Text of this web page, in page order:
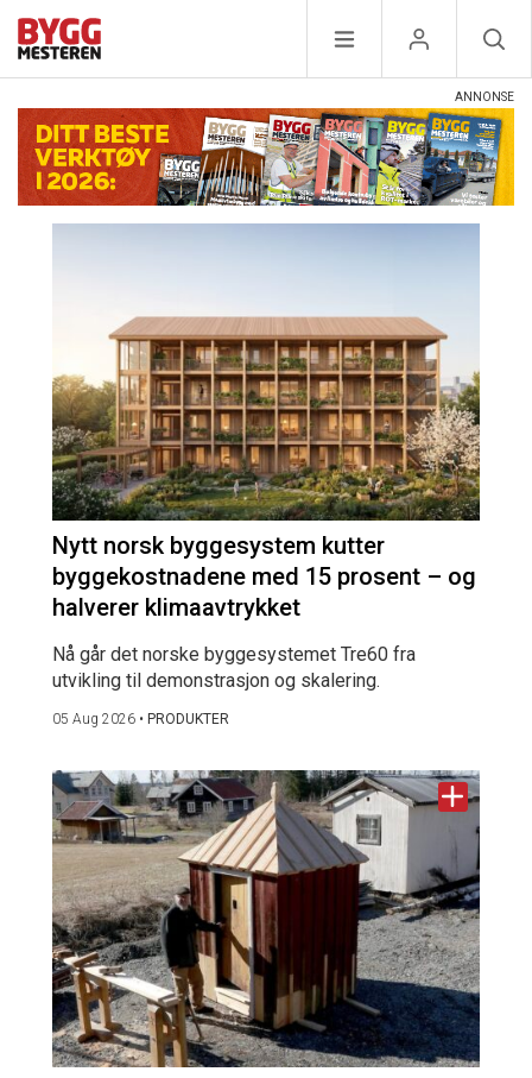
Nytt norsk byggesystem kutter
byggekostnadene med 15 prosent – og
halverer klimaavtrykket
Nå går det norske byggesystemet Tre60 fra
utvikling til demonstrasjon og skalering.
05 Aug 2026 • PRODUKTER